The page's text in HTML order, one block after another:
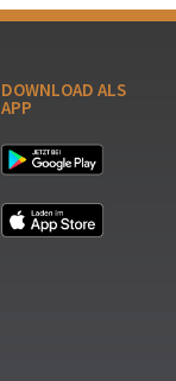
DOWNLOAD ALS
APP